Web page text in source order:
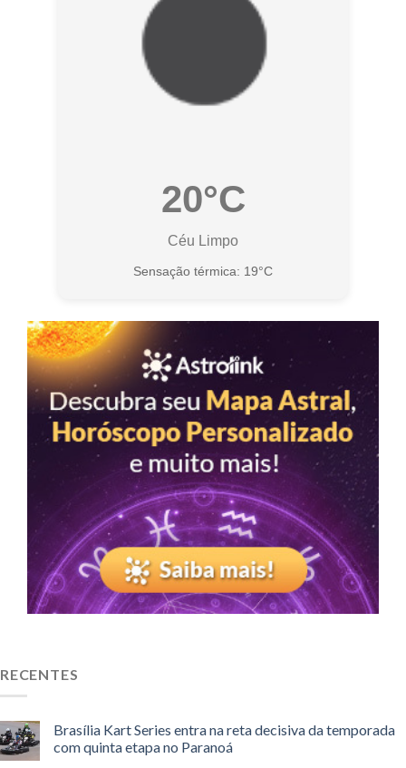
20°C
Céu Limpo
Sensação térmica: 19°C
RECENTES
Brasília Kart Series entra na reta decisiva da temporada
com quinta etapa no Paranoá